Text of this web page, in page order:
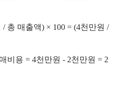
총 매출액) × 100 = (4천만원 /
비용 = 4천만원 - 2천만원 = 2